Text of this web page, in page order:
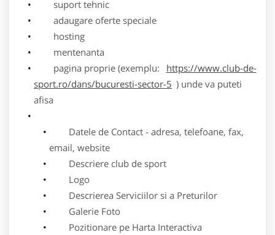
suport tehnic
adaugare oferte speciale
hosting
mentenanta
pagina proprie (exemplu:
https://www.club-de-
sport.ro/dans/bucuresti-sector-5 ) unde va puteti
afisa
Datele de Contact - adresa, telefoane, fax,
email, website
Descriere club de sport
Logo
Descrierea Serviciilor si a Preturilor
Galerie Foto
Pozitionare pe Harta Interactiva